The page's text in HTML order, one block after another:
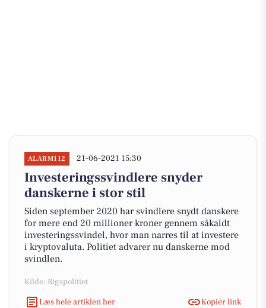
ALARM112 21-06-2021 15:30
Investeringssvindlere snyder
danskerne i stor stil
Siden september 2020 har svindlere snydt danskere
for mere end 20 millioner kroner gennem såkaldt
investeringssvindel, hvor man narres til at investere
i kryptovaluta. Politiet advarer nu danskerne mod
svindlen.
Kilde: Rigspolitiet
Læs hele artiklen her
Kopiér link